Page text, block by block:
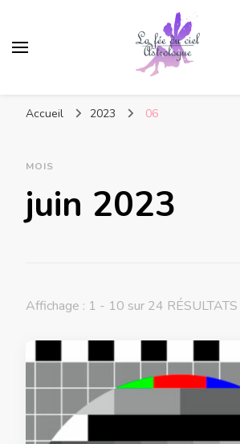
Accueil 2023 06
MOIS
juin 2023
Affichage : 1 - 10 sur 24 RÉSULTATS